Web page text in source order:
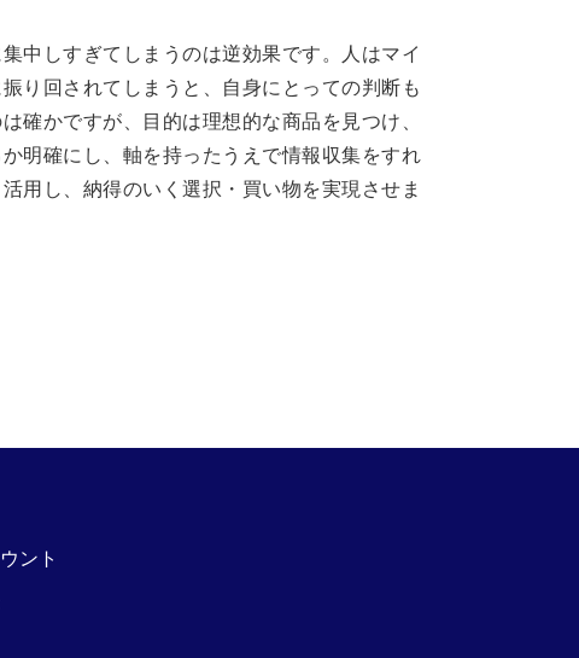
中しすぎてしまうのは逆効果です。人はマイ
り回されてしまうと、自身にとっての判断も
確かですが、目的は理想的な商品を見つけ、
明確にし、軸を持ったうえで情報収集をすれ
用し、納得のいく選択・買い物を実現させま
ント